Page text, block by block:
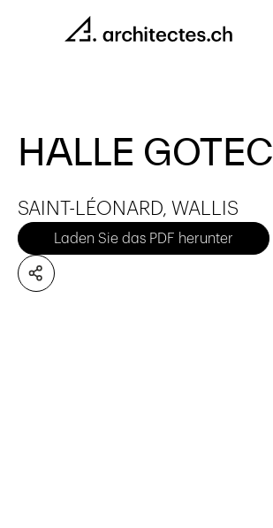
HALLE GOTEC
SAINT-LÉONARD, WALLIS
Laden Sie das PDF herunter